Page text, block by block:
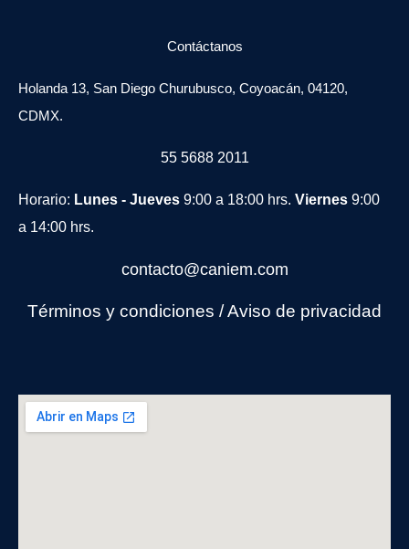
Contáctanos
Holanda 13, San Diego Churubusco, Coyoacán, 04120,
CDMX.
55 5688 2011
Horario: Lunes - Jueves 9:00 a 18:00 hrs. Viernes 9:00
a 14:00 hrs.
contacto@caniem.com
Términos y condiciones /Aviso de privacidad